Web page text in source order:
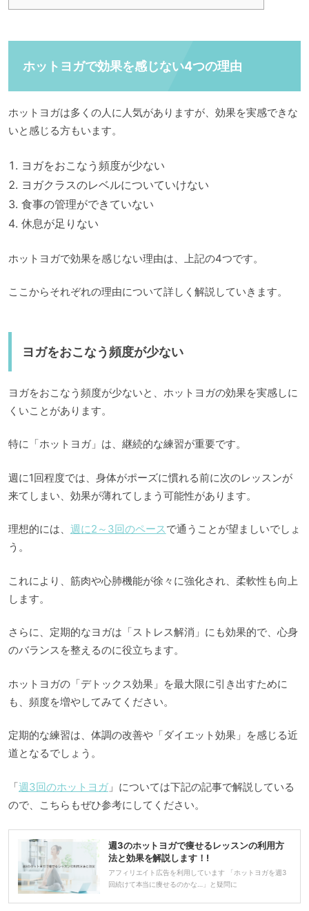
ホットヨガで効果を感じない4つの理由
ホットヨガは多くの人に人気がありますが、効果を実感できな
いと感じる方もいます。
ヨガをおこなう頻度が少ない
ヨガクラスのレベルについていけない
食事の管理ができていない
休息が足りない
ホットヨガで効果を感じない理由は、上記の4つです。
ここからそれぞれの理由について詳しく解説していきます。
ヨガをおこなう頻度が少ない
ヨガをおこなう頻度が少ないと、ホットヨガの効果を実感しに
くいことがあります。
特に「ホットヨガ」は、継続的な練習が重要です。
週に1回程度では、身体がポーズに慣れる前に次のレッスンが
来てしまい、効果が薄れてしまう可能性があります。
理想的には、 週に2～3回のペースで通うことが望ましいでしょ
う。
これにより、筋肉や心肺機能が徐々に強化され、柔軟性も向上
します。
さらに、定期的なヨガは「ストレス解消」にも効果的で、心身
のバランスを整えるのに役立ちます。
ホットヨガの「デトックス効果」を最大限に引き出すために
も、頻度を増やしてみてください。
定期的な練習は、体調の改善や「ダイエット効果」を感じる近
道となるでしょう。
「週3回のホットヨガ」については下記の記事で解説している
ので、こちらもぜひ参考にしてください。
週3のホットヨガで痩せるレッスンの利用方
法と効果を解説します！!
アフィリエイト広告を利用しています 「ホットヨガを週3
回続けて本当に痩せるのかな…」と疑問に